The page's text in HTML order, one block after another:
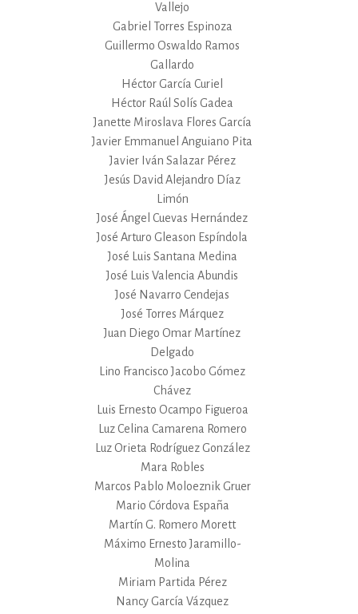
Vallejo
Gabriel Torres Espinoza
Guillermo Oswaldo Ramos
Gallardo
Héctor García Curiel
Héctor Raúl Solís Gadea
Janette Miroslava Flores García
Javier Emmanuel Anguiano Pita
Javier Iván Salazar Pérez
Jesús David Alejandro Díaz
Limón
José Ángel Cuevas Hernández
José Arturo Gleason Espíndola
José Luis Santana Medina
José Luis Valencia Abundis
José Navarro Cendejas
José Torres Márquez
Juan Diego Omar Martínez
Delgado
Lino Francisco Jacobo Gómez
Chávez
Luis Ernesto Ocampo Figueroa
Luz Celina Camarena Romero
Luz Orieta Rodríguez González
Mara Robles
Marcos Pablo Moloeznik Gruer
Mario Córdova España
Martín G. Romero Morett
Máximo Ernesto Jaramillo-
Molina
Miriam Partida Pérez
Nancy García Vázquez